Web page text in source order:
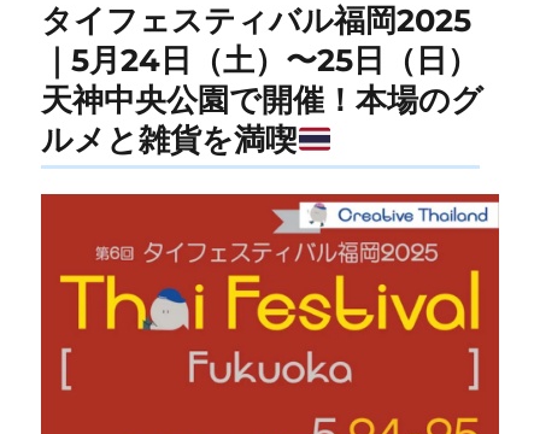
タイフェスティバル福岡2025
｜5月24日（土）〜25日（日）
天神中央公園で開催！本場のグ
ルメと雑貨を満喫